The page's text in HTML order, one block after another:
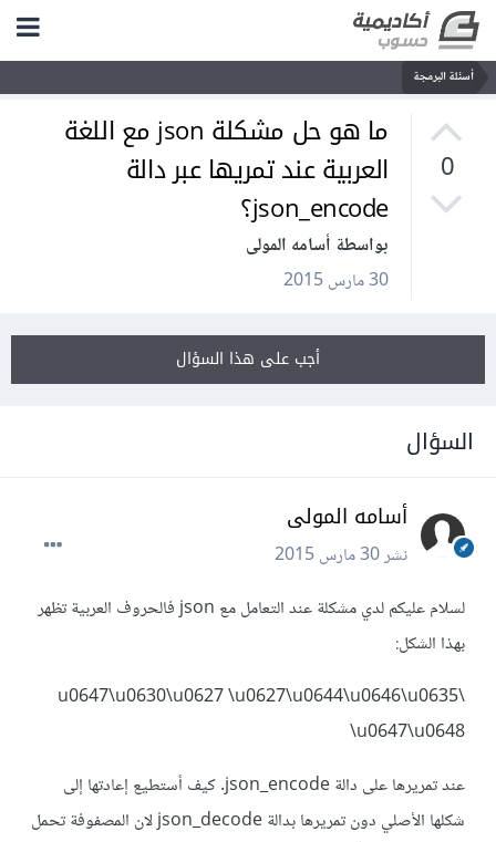
أسئلة البرمجة
0
ما هو حل مشكلة json مع اللغة
العربية عند تمريها عبر دالة
json_encode؟
بواسطة أسامه المولى
30 مارس 2015
أجب على هذا السؤال
السؤال
أسامه المولى
نشر30 مارس 2015
لسلام عليكم لدي مشكلة عند التعامل مع json فالحروف العربية تظهر
بهذا الشكل:
\u0647\u0630\u0627 \u0627\u0644\u0646\u0635
\u0647\u0648
عند تمريرها على دالة json_encode. كيف أستطيع إعادتها إلى
شكلها الأصلي دون تمريرها بدالة json_decode لان المصفوفة تحمل